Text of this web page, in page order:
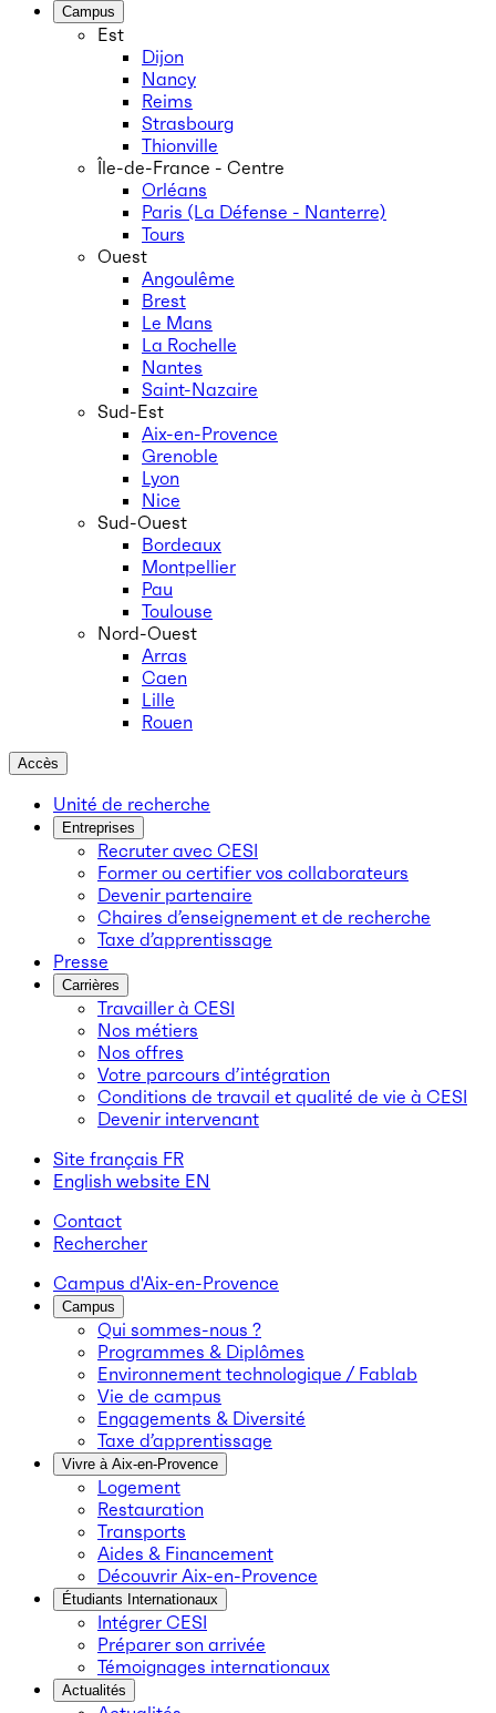
Campus
Est
Dijon
Nancy
Reims
Strasbourg
Thionville
Île-de-France - Centre
Orléans
Paris (La Défense - Nanterre)
Tours
Ouest
Angoulême
Brest
Le Mans
La Rochelle
Nantes
Saint-Nazaire
Sud-Est
Aix-en-Provence
Grenoble
Lyon
Nice
Sud-Ouest
Bordeaux
Montpellier
Pau
Toulouse
Nord-Ouest
Arras
Caen
Lille
Rouen
Accès
Unité de recherche
Entreprises
Recruter avec CESI
Former ou certifier vos collaborateurs
Devenir partenaire
Chaires d’enseignement et de recherche
Taxe d’apprentissage
Presse
Carrières
Travailler à CESI
Nos métiers
Nos offres
Votre parcours d’intégration
Conditions de travail et qualité de vie à CESI
Devenir intervenant
Site français FR
English website EN
Contact
Rechercher
Campus d'Aix-en-Provence
Campus
Qui sommes-nous ?
Programmes & Diplômes
Environnement technologique / Fablab
Vie de campus
Engagements & Diversité
Taxe d’apprentissage
Vivre à Aix-en-Provence
Logement
Restauration
Transports
Aides & Financement
Découvrir Aix-en-Provence
Étudiants Internationaux
Intégrer CESI
Préparer son arrivée
Témoignages internationaux
Actualités